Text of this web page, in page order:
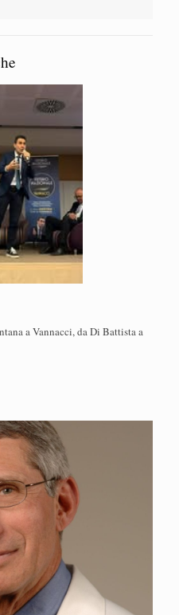
a Vannacci, da Di Battista a